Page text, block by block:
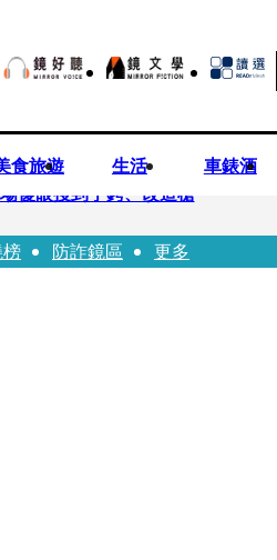
食旅遊 生活 車錶酒
傻眼搜到手銬、改造槍
Love You Taipei」
防詐鏡區 更多